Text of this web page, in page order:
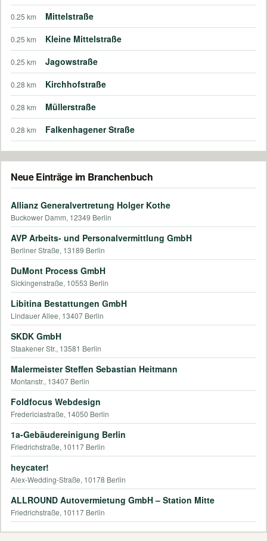
0.25 km Mittelstraße
0.25 km Kleine Mittelstraße
0.25 km Jagowstraße
0.28 km Kirchhofstraße
0.28 km Müllerstraße
0.28 km Falkenhagener Straße
Neue Einträge im Branchenbuch
Allianz Generalvertretung Holger Kothe
Buckower Damm, 12349 Berlin
AVP Arbeits- und Personalvermittlung GmbH
Berliner Straße, 13189 Berlin
DuMont Process GmbH
Sickingenstraße, 10553 Berlin
Libitina Bestattungen GmbH
Lindauer Allee, 13407 Berlin
SKDK GmbH
Staakener Str., 13581 Berlin
Malermeister Steffen Sebastian Heitmann
Montanstr., 13407 Berlin
Foldfocus Webdesign
Fredericiastraße, 14050 Berlin
1a-Gebäudereinigung Berlin
Friedrichstraße, 10117 Berlin
heycater!
Alex-Wedding-Straße, 10178 Berlin
ALLROUND Autovermietung GmbH – Station Mitte
Friedrichstraße, 10117 Berlin